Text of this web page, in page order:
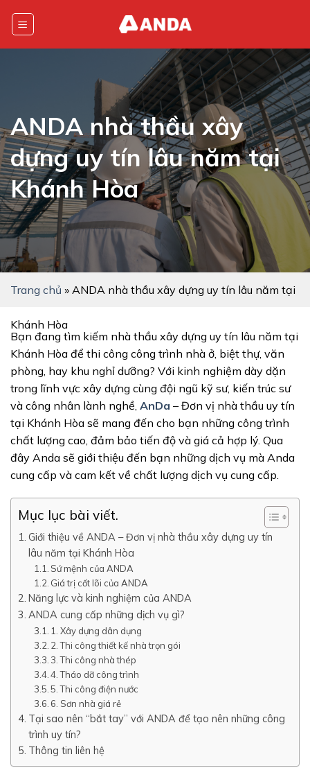
ANDA nhà thầu xây
dựng uy tín lâu năm tại
Khánh Hòa
Trang chủ » ANDA nhà thầu xây dựng uy tín lâu năm tại
Khánh Hòa
Bạn đang tìm kiếm nhà thầu xây dựng uy tín lâu năm tại
Khánh Hòa để thi công công trình nhà ở, biệt thự, văn
phòng, hay khu nghỉ dưỡng? Với kinh nghiệm dày dặn
trong lĩnh vực xây dựng cùng đội ngũ kỹ sư, kiến trúc sư
và công nhân lành nghề, AnDa – Đơn vị nhà thầu uy tín
tại Khánh Hòa sẽ mang đến cho bạn những công trình
chất lượng cao, đảm bảo tiến độ và giá cả hợp lý. Qua
đây Anda sẽ giới thiệu đến bạn những dịch vụ mà Anda
cung cấp và cam kết về chất lượng dịch vụ cung cấp.
Mục lục bài viết.
Giới thiệu về ANDA – Đơn vị nhà thầu xây dựng uy tín
lâu năm tại Khánh Hòa
Sứ mệnh của ANDA
Giá trị cốt lõi của ANDA
Năng lực và kinh nghiệm của ANDA
ANDA cung cấp những dịch vụ gì?
1. Xây dựng dân dụng
2. Thi công thiết kế nhà trọn gói
3. Thi công nhà thép
4. Tháo dỡ công trình
5. Thi công điện nước
6. Sơn nhà giá rẻ
Tại sao nên “bắt tay” với ANDA để tạo nên những công
trình uy tín?
Thông tin liên hệ